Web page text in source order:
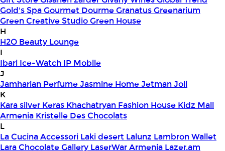
Gold's SpaGourmet DourmeGranatusGreenarium
Green Creative StudioGreen House
H
H2O Beauty Lounge
I
Ibari Ice-Watch IP Mobile
J
Jamharian PerfumeJasmine HomeJetmanJoli
K
Kara silver Keras Khachatryan Fashion House Kidz Mall
Armenia Kristelle Des Chocolats
L
La Cucina Accessori Laki desert Lalunz Lambron Wallet
Lara Chocolate Gallery LaserWar Armenia Lazer.am